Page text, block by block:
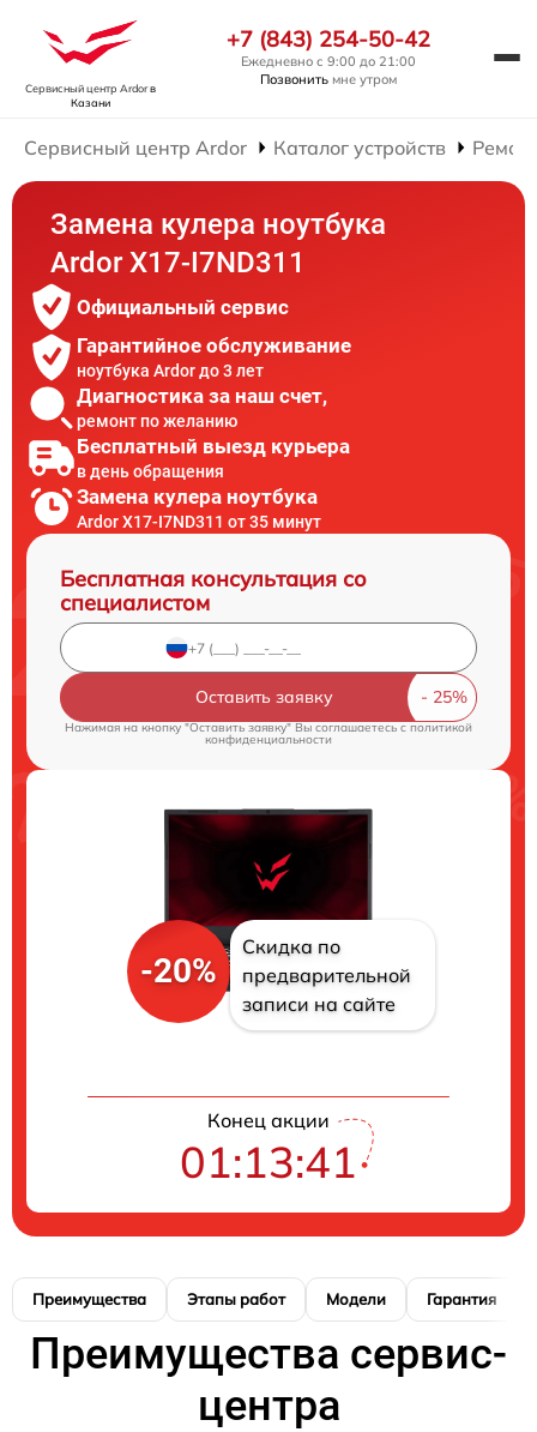
Сервисный центр Ardorв
Казани
+7 (843) 254-50-42
Ежедневно с 9:00 до 21:00
Позвонить мне утром
Сервисный центр Ardor Каталог устройств
Замена кулера ноутбука
Ardor X17-I7ND311
Официальный сервис
Гарантийное обслуживание
ноутбука Ardor до 3 лет
Диагностика за наш счет,
ремонт по желанию
Бесплатный выезд курьера
в день обращения
Замена кулера ноутбука
Ardor X17-I7ND311 от 35 минут
Бесплатная консультация со
специалистом
Оставить заявку
Нажимая на кнопку "Оставить заявку" Вы соглашаетесь cполитикой
конфиденциальности
-20%
Скидка по
предварительной
записи на сайте
Конец акции
01:13:40
Преимущества Этапы работ Модели Гарантия
Преимущества сервис-
центра